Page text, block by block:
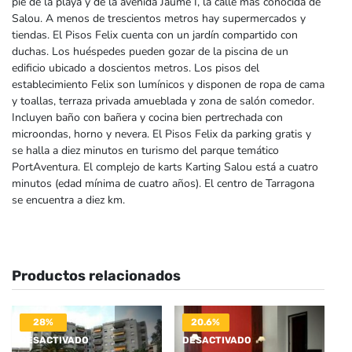
Salou. A menos de trescientos metros hay supermercados y
tiendas. El Pisos Felix cuenta con un jardín compartido con
duchas. Los huéspedes pueden gozar de la piscina de un
edificio ubicado a doscientos metros. Los pisos del
establecimiento Felix son lumínicos y disponen de ropa de cama
y toallas, terraza privada amueblada y zona de salón comedor.
Incluyen baño con bañera y cocina bien pertrechada con
microondas, horno y nevera. El Pisos Felix da parking gratis y
se halla a diez minutos en turismo del parque temático
PortAventura. El complejo de karts Karting Salou está a cuatro
minutos (edad mínima de cuatro años). El centro de Tarragona
se encuentra a diez km.
Productos relacionados
28%
DESACTIVADO
20.6%
DESACTIVADO